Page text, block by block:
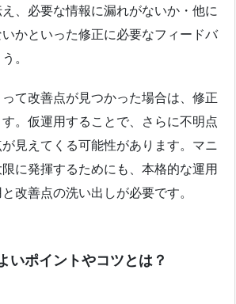
、必要な情報に漏れがないか・他に
かといった修正に必要なフィードバ
。
て改善点が見つかった場合は、修正
。仮運用することで、さらに不明点
見えてくる可能性があります。マニ
に発揮するためにも、本格的な運用
改善点の洗い出しが必要です。
いポイントやコツとは？